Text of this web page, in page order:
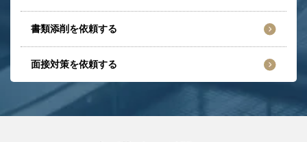
書類添削を依頼する
面接対策を依頼する